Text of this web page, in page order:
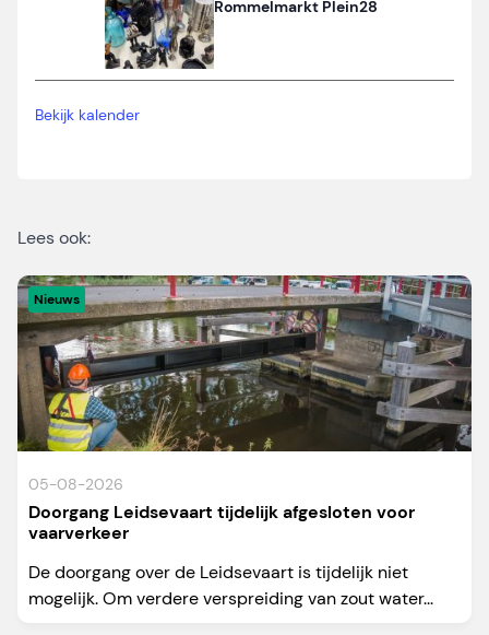
Rommelmarkt Plein28
Bekijk kalender
Lees ook:
Nieuws
05-08-2026
Doorgang Leidsevaart tijdelijk afgesloten voor
vaarverkeer
De doorgang over de Leidsevaart is tijdelijk niet
mogelijk. Om verdere verspreiding van zout water...